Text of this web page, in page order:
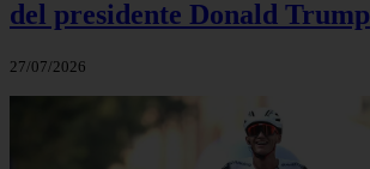
del presidente Donald Trump
27/07/2026